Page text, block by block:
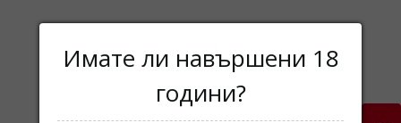
Категории
портфейли,Портфейли и
колани,Аксесоари
Имате ли навършени 18
години?